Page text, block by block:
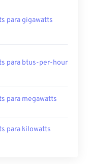
para gigawatts
para btus-per-hour
para megawatts
para kilowatts